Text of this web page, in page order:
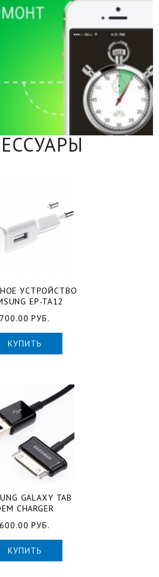
УСТРОЙСТВО
EP-TA12
700.00 РУБ.
КУПИТЬ
GALAXY TAB
CHARGER
600.00 РУБ.
КУПИТЬ